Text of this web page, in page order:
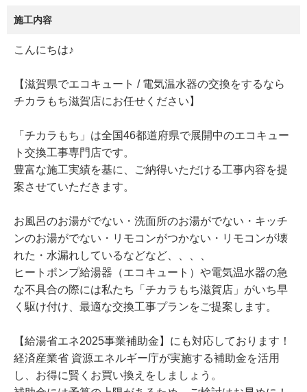
施工内容
こんにちは♪
【滋賀県でエコキュート / 電気温水器の交換をするなら
チカラもち滋賀店にお任せください】
「チカラもち」は全国46都道府県で展開中のエコキュー
ト交換工事専門店です。
豊富な施工実績を基に、ご納得いただける工事内容を提
案させていただきます。
お風呂のお湯がでない・洗面所のお湯がでない・キッチ
ンのお湯がでない・リモコンがつかない・リモコンが壊
れた・水漏れしているなどなど、、、、
ヒートポンプ給湯器（エコキュート）や電気温水器の急
な不具合の際には私たち「チカラもち滋賀店」がいち早
く駆け付け、最適な交換工事プランをご提案します。
【給湯省エネ2025事業補助金】にも対応しております！
経済産業省 資源エネルギー庁が実施する補助金を活用
し、お得に賢くお買い換えをしましょう。